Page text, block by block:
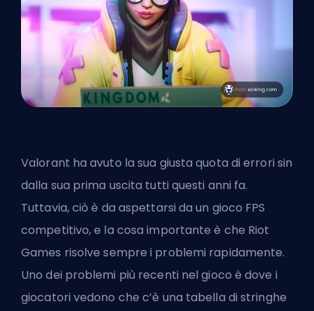
Valorant ha avuto la sua giusta quota di errori sin
dalla sua prima uscita tutti questi anni fa.
Tuttavia, ciò è da aspettarsi da un gioco FPS
competitivo, e la cosa importante è che Riot
Games risolve sempre i problemi rapidamente.
Uno dei problemi più recenti nel gioco è dove i
giocatori vedono che c’è una tabella di stringhe